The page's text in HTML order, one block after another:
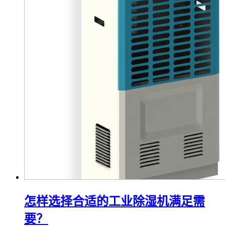
怎样选择合适的工业除湿机满足需
要？